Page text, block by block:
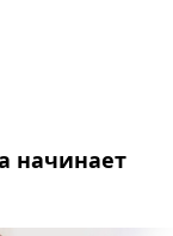
начинает